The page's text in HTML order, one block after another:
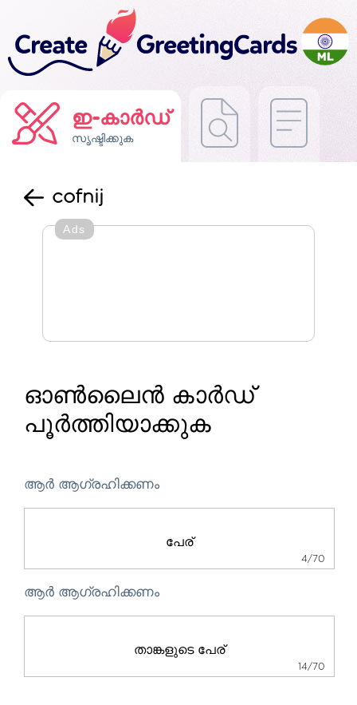
ഇ-കാർഡ്
സൃഷ്ടിക്കുക
cofnij
Ads
ഓൺലൈൻ കാർഡ്
പൂർത്തിയാക്കുക
ആർ ആഗ്രഹിക്കണം
4/70
ആർ ആഗ്രഹിക്കണം
14/70